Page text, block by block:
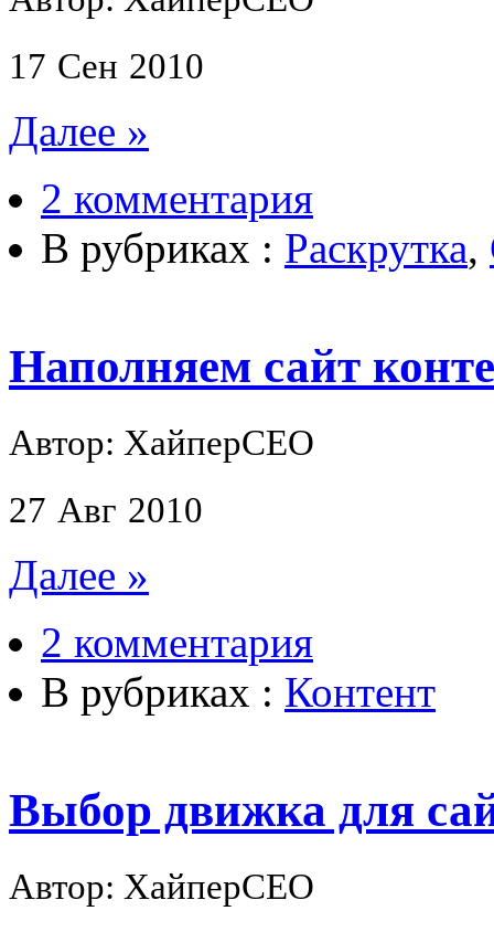
17 Сен 2010
Далее »
2 комментария
В рубриках : Раскрутка,
Наполняем сайт
Автор: ХайперСЕО
27 Авг 2010
Далее »
2 комментария
В рубриках : Контент
Выбор движка для
Автор: ХайперСЕО